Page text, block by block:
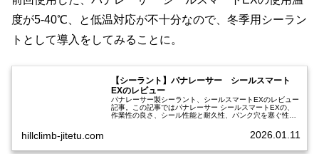
度が5-40℃、と低温対応が不十分なので、冬季用シーラン
トとして導入をしてみることに。
【シーラント】パナレーサー シールスマート
EXのレビュー
パナレーサー製シーラント、シールスマートEXのレビュー
記事。この記事ではパナレーサー シールスマートEXの、
作業性の良さ、シール性能と耐久性、パンク穴を塞ぐ性
hillclimb-jitetu.com 2026.01.11